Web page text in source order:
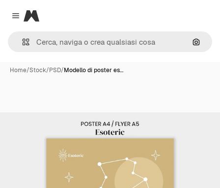
Close menu
Magnific
Cerca
Home/Stock/PSD/Modello di poster es…